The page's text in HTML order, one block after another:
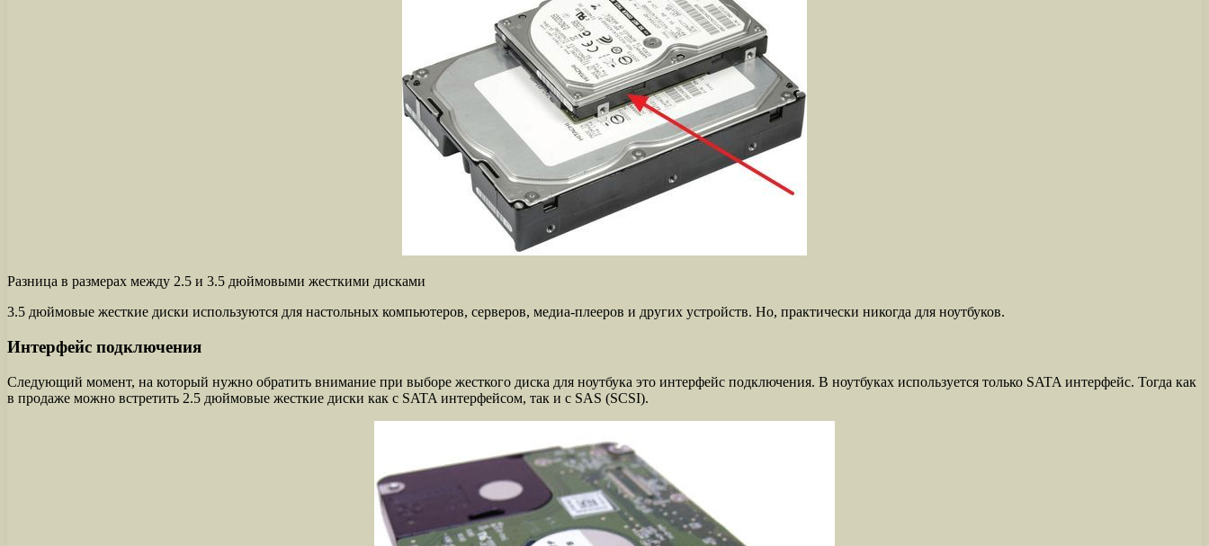
Разница в размерах между 2.5 и 3.5 дюймовыми жесткими дисками
3.5 дюймовые жесткие диски используются для настольных компьютеров, серверов, медиа-плееров и других устройств. Но, практически никогда для ноутбуков.
Интерфейс подключения
Следующий момент, на который нужно обратить внимание при выборе жесткого диска для ноутбука это интерфейс подключения. В ноутбуках используется только SATA интерфейс. Тогда как
в продаже можно встретить 2.5 дюймовые жесткие диски как с SATA интерфейсом, так и с SAS (SCSI).